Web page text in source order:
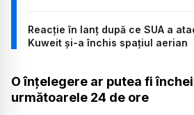
Reacție în lanț după ce SUA a
Kuweit și-a închis spațiul aerian
O înțelegere ar putea fi
următoarele 24 de ore